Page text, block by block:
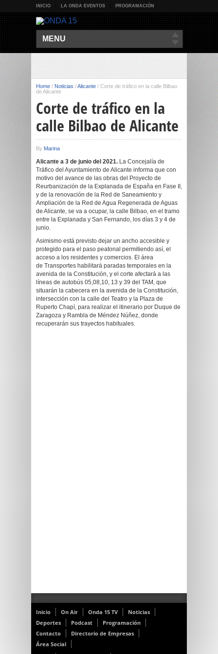
INICIO LA ONDA EVENTOS PROGRAMACIÓN
MENU
Home / Noticias /Alicante / Corte de tráfico en la calle Bilbao
de Alicante
Corte de tráfico en la
calle Bilbao de Alicante
By Marina
Alicante a 3 de junio del 2021. La Concejalía de
Tráfico del Ayuntamiento de Alicante informa que con
motivo del avance de las obras del Proyecto de
Reurbanización de la Explanada de España en Fase II,
y de la renovación de la Red de Saneamiento y
Ampliación de la Red de Agua Regenerada de Aguas
de Alicante, se va a ocupar, la calle Bilbao, en el tramo
entre la Explanada y San Fernando, los días 3 y 4 de
junio.
Asimismo está previsto dejar un ancho accesible y
protegido para el paso peatonal permitiendo así, el
acceso a los residentes y comercios. El área
de Transportes habilitará paradas temporales en la
avenida de la Constitución, y el corte afectará a las
líneas de autobús 05,08,10, 13 y 39 del TAM, que
situarán la cabecera en la avenida de la Constitución,
intersección con la calle del Teatro y la Plaza de
Ruperto Chapí, para realizar el itinerario por Duque de
Zaragoza y Rambla de Méndez Núñez, donde
recuperarán sus trayectos habituales.
Inicio On Air Onda 15 TV
Noticias
Deportes
Podcast
Programación
Contacto
Directorio de Empresas
Área Social